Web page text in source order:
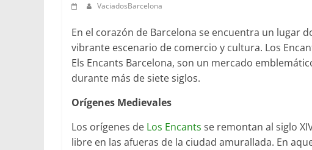
VaciadosBarcelona
En el corazón de Barcelona se encuentra un lugar
vibrante escenario de comercio y cultura. Los
Els Encants Barcelona, son un mercado
durante más de siete siglos.
Orígenes Medievales
Los orígenes de Los Encants se remontan al siglo
libre en las afueras de la ciudad amurallada. En